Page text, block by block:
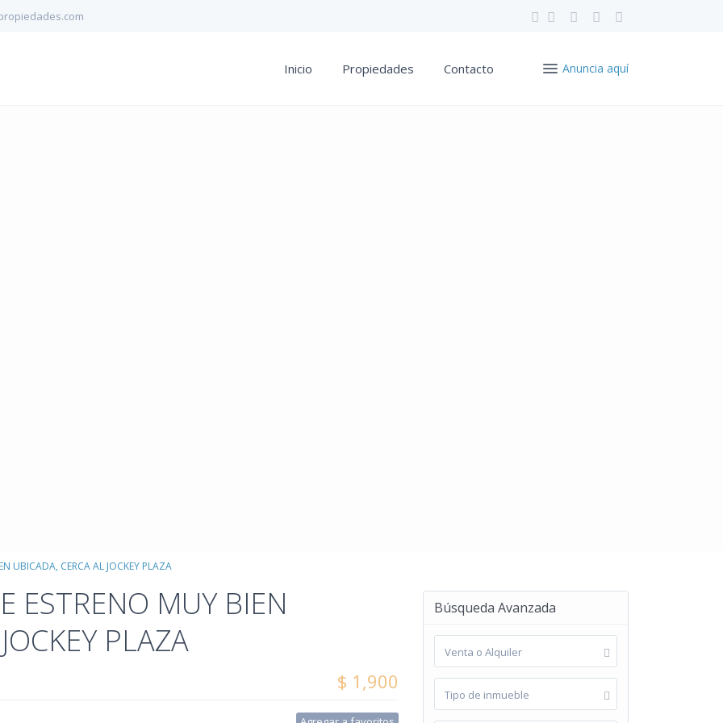
Anuncia aquí
Inicio Propiedades Contacto
UBICADA, CERCA AL JOCKEY PLAZA
ESTRENO MUY BIEN
PLAZA
$ 1,900
Búsqueda Avanzada
Venta o Alquiler
Tipo de inmueble